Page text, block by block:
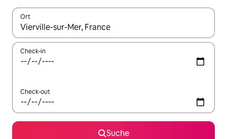
Ort
Wenn Ergebnisse verfügbar sind, navigiere mit den
Check-in
Check-out
Suche